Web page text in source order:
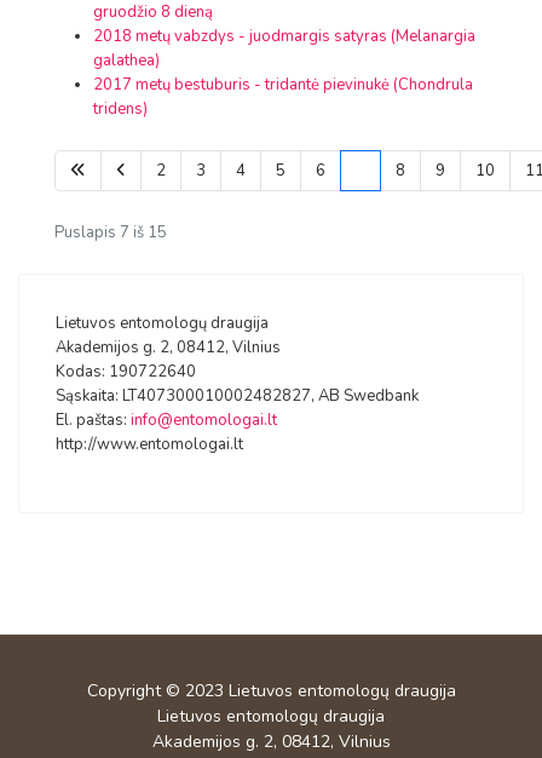
gruodžio 8 dieną
2018 metų vabzdys - juodmargis satyras (Melanargia
galathea)
2017 metų bestuburis - tridantė pievinukė (Chondrula
tridens)
2 3 4 5 6 8 9 10
Puslapis 7 iš 15
Lietuvos entomologų draugija
Akademijos g. 2, 08412, Vilnius
Kodas: 190722640
Sąskaita: LT407300010002482827, AB Swedbank
El. paštas: info@entomologai.lt
http://www.entomologai.lt
Copyright © 2023 Lietuvos entomologų draugija
Lietuvos entomologų draugija
Akademijos g. 2, 08412, Vilnius